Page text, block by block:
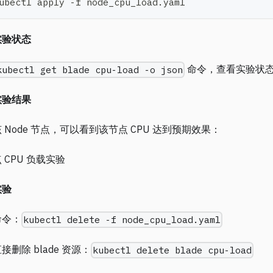
状态
get blade cpu-load -o json 命令，查看实验状
结果
Node 节点，可以看到该节点 CPU 达到预期效果：
： kubectl delete -f node_cpu_load.yaml
删除 blade 资源： kubectl delete blade cpu-load